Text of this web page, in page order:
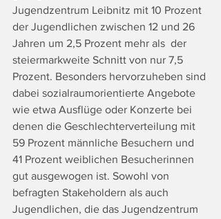
Jugendzentrum Leibnitz mit 10 Prozent
der Jugendlichen zwischen 12 und 26
Jahren um 2,5 Prozent mehr als  der
steiermarkweite Schnitt von nur 7,5
Prozent. Besonders hervorzuheben sind
dabei sozialraumorientierte Angebote
wie etwa Ausflüge oder Konzerte bei
denen die Geschlechterverteilung mit
59 Prozent männliche Besuchern und
41 Prozent weiblichen Besucherinnen
gut ausgewogen ist. Sowohl von
befragten Stakeholdern als auch
Jugendlichen, die das Jugendzentrum